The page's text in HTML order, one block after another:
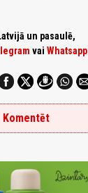
un pasaulē,
vai Whatsapp
Komentēt